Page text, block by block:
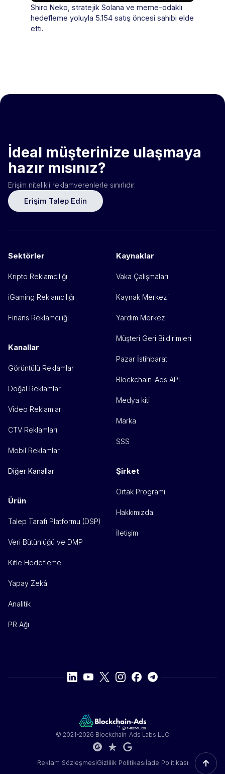
Shiro Neko, stratejik Solana ve meme-odaklı
hedefleme yoluyla 5.154 satış öncesi sahibi elde
etti.
İdeal müşterinize ulaşmaya
hazır mısınız?
Erişim nitelikli reklamverenlerle sınırlıdır.
Erişim Talep Edin
Sektörler
Kripto Reklamcılığı
iGaming Reklamcılığı
Finans Reklamcılığı
Kanallar
Görüntülü Reklamlar
Doğal Reklamlar
Video Reklamları
CTV Reklamları
Mobil Reklamlar
Diğer Kanallar
Ürün
Talep Tarafı Platformu (DSP)
Veri Bütünlüğü ve DMP
Kitle Hedefleme
Yapay Zekâ
Analitik
PR Ağı
Kaynaklar
Vaka Çalışmaları
Kaynak Merkezi
Yardım Merkezi
Müşteri Geri Bildirimleri
Pazar İstihbaratı
Blockchain-Ads API
Medya kiti
Marka
SSS
Şirket
Ortak Programı
Hakkımızda
İletişim
↑
© 2021-2026 Blockchain-Ads Labs LLC
Reklam SözleşmesiGizlilik Politikasıİade Politikası